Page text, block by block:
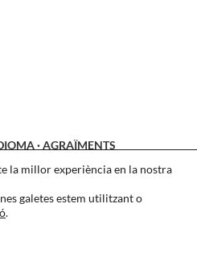
·AGRAÏMENTS
·PRIVACITAT
la millor experiència en la nostra
galetes estem utilitzant o
.